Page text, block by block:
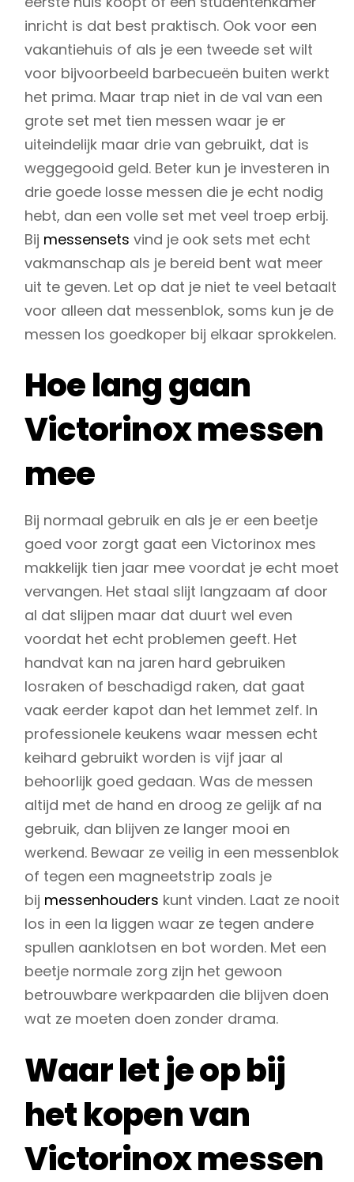
inricht is dat best praktisch. Ook voor een
vakantiehuis of als je een tweede set wilt
voor bijvoorbeeld barbecueën buiten werkt
het prima. Maar trap niet in de val van een
grote set met tien messen waar je er
uiteindelijk maar drie van gebruikt, dat is
weggegooid geld. Beter kun je investeren in
drie goede losse messen die je echt nodig
hebt, dan een volle set met veel troep erbij.
Bij messensets vind je ook sets met echt
vakmanschap als je bereid bent wat meer
uit te geven. Let op dat je niet te veel betaalt
voor alleen dat messenblok, soms kun je de
messen los goedkoper bij elkaar sprokkelen.
Hoe lang gaan
Victorinox messen
mee
Bij normaal gebruik en als je er een beetje
goed voor zorgt gaat een Victorinox mes
makkelijk tien jaar mee voordat je echt moet
vervangen. Het staal slijt langzaam af door
al dat slijpen maar dat duurt wel even
voordat het echt problemen geeft. Het
handvat kan na jaren hard gebruiken
losraken of beschadigd raken, dat gaat
vaak eerder kapot dan het lemmet zelf. In
professionele keukens waar messen echt
keihard gebruikt worden is vijf jaar al
behoorlijk goed gedaan. Was de messen
altijd met de hand en droog ze gelijk af na
gebruik, dan blijven ze langer mooi en
werkend. Bewaar ze veilig in een messenblok
of tegen een magneetstrip zoals je
bij messenhouders kunt vinden. Laat ze nooit
los in een la liggen waar ze tegen andere
spullen aanklotsen en bot worden. Met een
beetje normale zorg zijn het gewoon
betrouwbare werkpaarden die blijven doen
wat ze moeten doen zonder drama.
Waar let je op bij
het kopen van
Victorinox messen